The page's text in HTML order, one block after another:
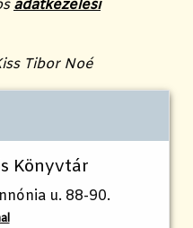
adatkezelési
Tibor Noé
Könyvtár
u. 88-90.